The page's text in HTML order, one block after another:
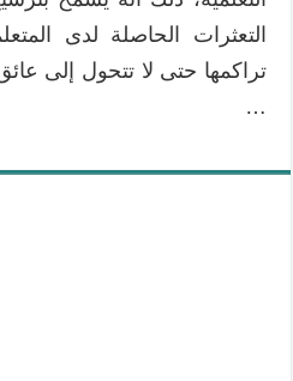
التعثرات الحاصلة لدى
تراكمها حتى لا تتحول إلى
…